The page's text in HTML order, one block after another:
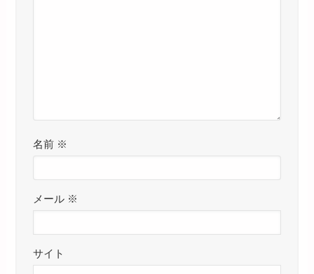
名前 ※
メール ※
サイト